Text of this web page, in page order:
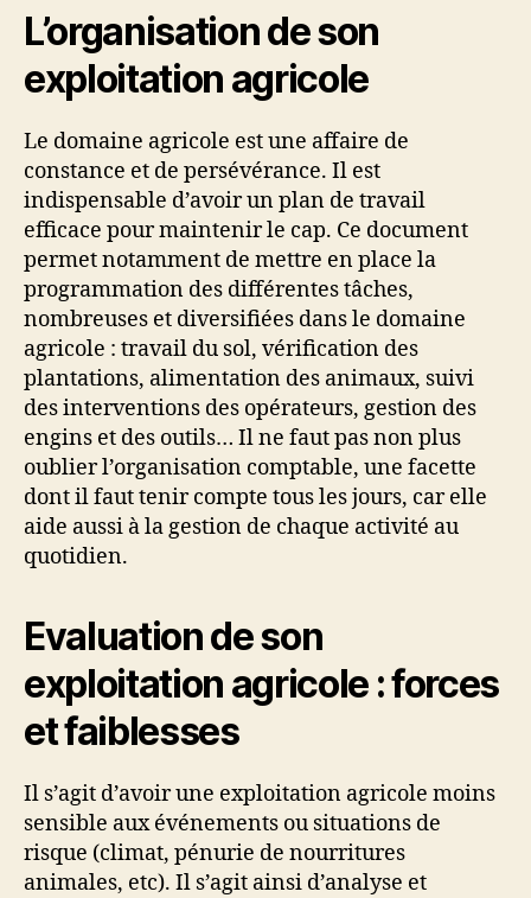
L’organisation de son
exploitation agricole
Le domaine agricole est une affaire de
constance et de persévérance. Il est
indispensable d’avoir un plan de travail
efficace pour maintenir le cap. Ce document
permet notamment de mettre en place la
programmation des différentes tâches,
nombreuses et diversifiées dans le domaine
agricole : travail du sol, vérification des
plantations, alimentation des animaux, suivi
des interventions des opérateurs, gestion des
engins et des outils… Il ne faut pas non plus
oublier l’organisation comptable, une facette
dont il faut tenir compte tous les jours, car elle
aide aussi à la gestion de chaque activité au
quotidien.
Evaluation de son
exploitation agricole : forces
et faiblesses
Il s’agit d’avoir une exploitation agricole moins
sensible aux événements ou situations de
risque (climat, pénurie de nourritures
animales, etc). Il s’agit ainsi d’analyse et